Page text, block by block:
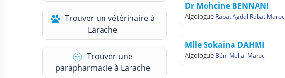
Trouver un vétérinaire à
Larache
Trouver une
parapharmacie à Larache
Dr Mohcine BENNANI
Algologue Rabat Agdal Rabat Maroc
Mlle Sokaina DAHMI
Algologue Béni Mellal Maroc